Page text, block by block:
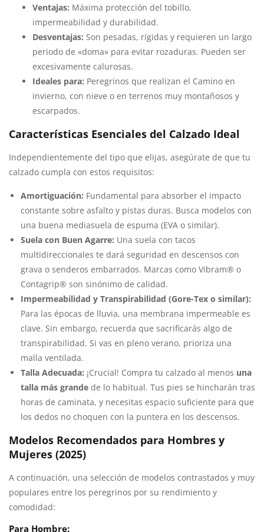
Ventajas: Máxima protección del tobillo,
impermeabilidad y durabilidad.
Desventajas: Son pesadas, rígidas y requieren un largo
periodo de «doma» para evitar rozaduras. Pueden ser
excesivamente calurosas.
Ideales para: Peregrinos que realizan el Camino en
invierno, con nieve o en terrenos muy montañosos y
escarpados.
Características Esenciales del Calzado Ideal
Independientemente del tipo que elijas, asegúrate de que tu
calzado cumpla con estos requisitos:
Amortiguación: Fundamental para absorber el impacto
constante sobre asfalto y pistas duras. Busca modelos con
una buena mediasuela de espuma (EVA o similar).
Suela con Buen Agarre: Una suela con tacos
multidireccionales te dará seguridad en descensos con
grava o senderos embarrados. Marcas como Vibram® o
Contagrip® son sinónimo de calidad.
Impermeabilidad y Transpirabilidad (Gore-Tex o similar):
Para las épocas de lluvia, una membrana impermeable es
clave. Sin embargo, recuerda que sacrificarás algo de
transpirabilidad. Si vas en pleno verano, prioriza una
malla ventilada.
Talla Adecuada: ¡Crucial! Compra tu calzado al menos una
talla más grande de lo habitual. Tus pies se hincharán tras
horas de caminata, y necesitas espacio suficiente para que
los dedos no choquen con la puntera en los descensos.
Modelos Recomendados para Hombres y
Mujeres (2025)
A continuación, una selección de modelos contrastados y muy
populares entre los peregrinos por su rendimiento y
comodidad:
Para Hombre: